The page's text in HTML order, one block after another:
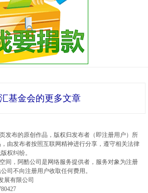
基金会的更多文章
发布的原创作品，版权归发布者（即注册用户）所
由发布者按照互联网精神进行分享，遵守相关法律
权纠纷。
间，阿酷公司是网络服务提供者，服务对象为注册
司不向注册用户收取任何费用。
展有限公司